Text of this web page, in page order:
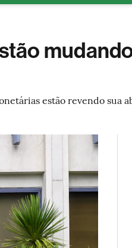
estão revendo